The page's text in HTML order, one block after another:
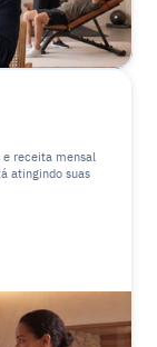
e receita mensal
atingindo suas